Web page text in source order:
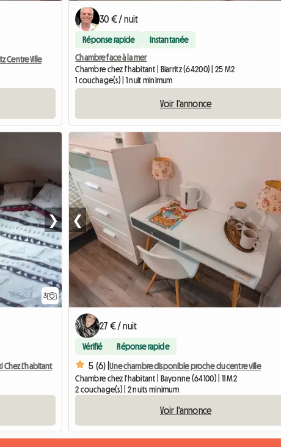
Centre Ville
30 € / nuit
Réponse rapide Instantanée
Chambre face à la mer
Chambre chez l'habitant | Biarritz (64200) | 25 M2
1 couchage(s) | 1 nuit minimum
Voir l'annonce
3
❯
Chez L'habitant
❮
27 € / nuit
Vérifié Réponse rapide
5 (6) |Une chambre disponible proche du centre ville
Chambre chez l'habitant | Bayonne (64100) | 11 M2
2 couchage(s) | 2 nuits minimum
Voir l'annonce